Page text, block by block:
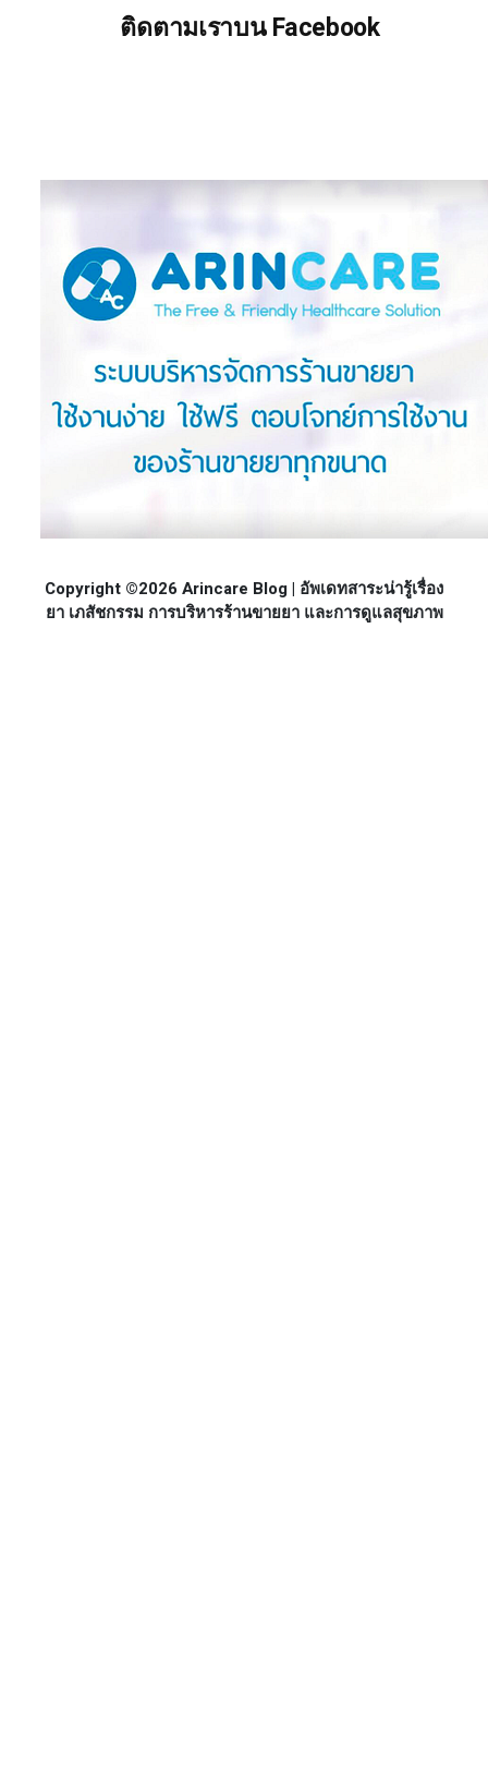
ติดตามเราบน Facebook
Copyright ©2026 Arincare Blog | อัพเดทสาระน่ารู้เรื่อง
ยา เภสัชกรรม การบริหารร้านขายยา และการดูแลสุขภาพ